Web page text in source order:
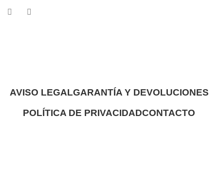
AVISO LEGALGARANTÍA Y DEVOLUCIONES
POLÍTICA DE PRIVACIDADCONTACTO